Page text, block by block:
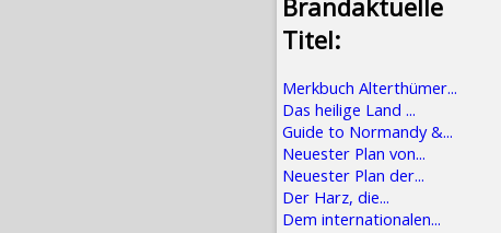
Brandaktuelle
Titel:
Merkbuch Alterthümer...
Das heilige Land ...
Guide to Normandy &...
Neuester Plan von...
Neuester Plan der...
Der Harz, die...
Dem internationalen...